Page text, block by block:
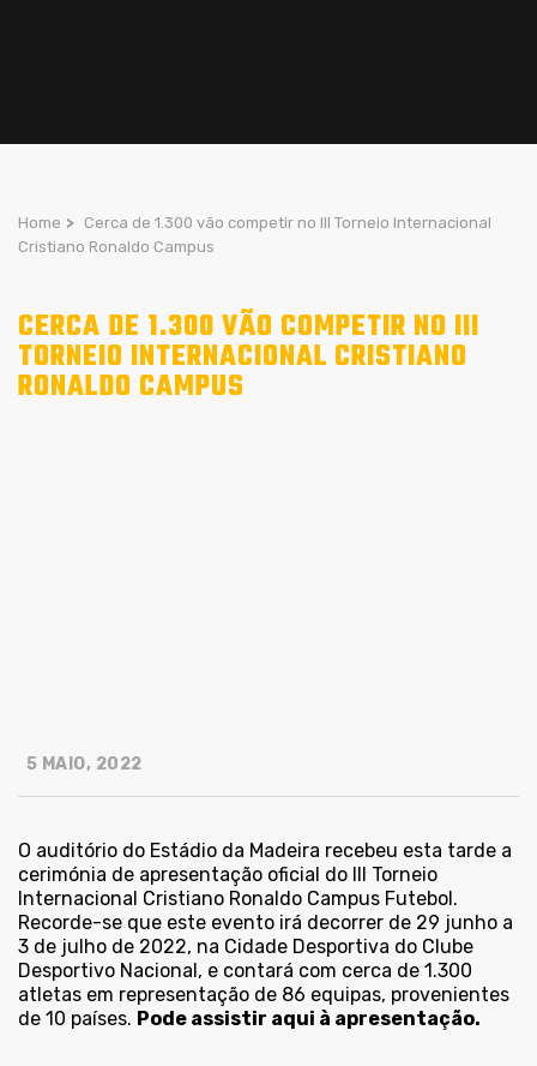
Home > Cerca de 1.300 vão competir no III Torneio Internacional
Cristiano Ronaldo Campus
CERCA DE 1.300 VÃO COMPETIR NO III
TORNEIO INTERNACIONAL CRISTIANO
RONALDO CAMPUS
5 MAIO, 2022
O auditório do Estádio da Madeira recebeu esta tarde a
cerimónia de apresentação oficial do III Torneio
Internacional Cristiano Ronaldo Campus Futebol.
Recorde-se que este evento irá decorrer de 29 junho a
3 de julho de 2022, na Cidade Desportiva do Clube
Desportivo Nacional, e contará com cerca de 1.300
atletas em representação de 86 equipas, provenientes
de 10 países. Pode assistir aqui à apresentação.